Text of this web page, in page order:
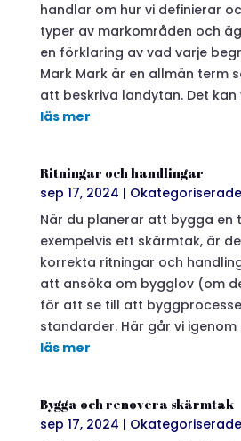
handlar om hur vi definierar
typer av markområden och
en förklaring av vad varje
Mark Mark är en allmän term
att beskriva landytan. Det kan
läs mer
Ritningar och handlingar
sep 17, 2024 | Okategoriserade
När du planerar att bygga en
exempelvis ett skärmtak, är
korrekta ritningar och
att ansöka om bygglov (om
för att se till att
standarder. Här går vi igenom
läs mer
Bygga och renovera skärmtak
sep 17, 2024 | Okategoriserade